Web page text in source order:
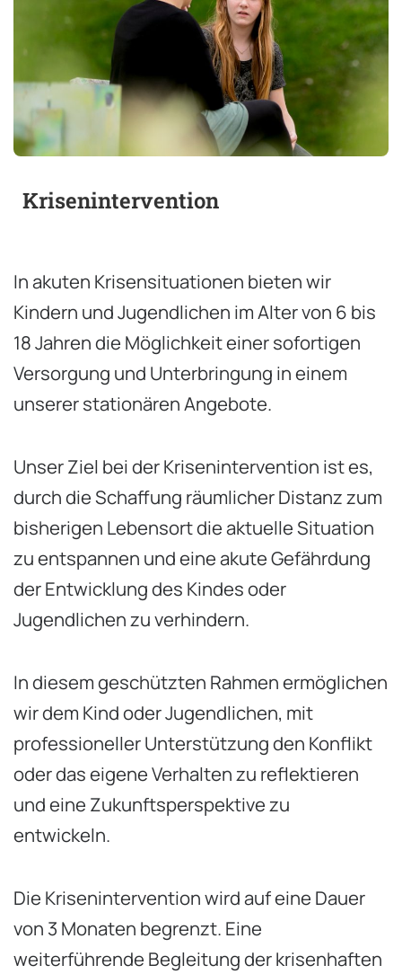
Krisenintervention
In akuten Krisensituationen bieten wir
Kindern und Jugendlichen im Alter von 6 bis
18 Jahren die Möglichkeit einer sofortigen
Versorgung und Unterbringung in einem
unserer stationären Angebote.
Unser Ziel bei der Krisenintervention ist es,
durch die Schaffung räumlicher Distanz zum
bisherigen Lebensort die aktuelle Situation
zu entspannen und eine akute Gefährdung
der Entwicklung des Kindes oder
Jugendlichen zu verhindern.
In diesem geschützten Rahmen ermöglichen
wir dem Kind oder Jugendlichen, mit
professioneller Unterstützung den Konflikt
oder das eigene Verhalten zu reflektieren
und eine Zukunftsperspektive zu
entwickeln.
Die Krisenintervention wird auf eine Dauer
von 3 Monaten begrenzt. Eine
weiterführende Begleitung der krisenhaften